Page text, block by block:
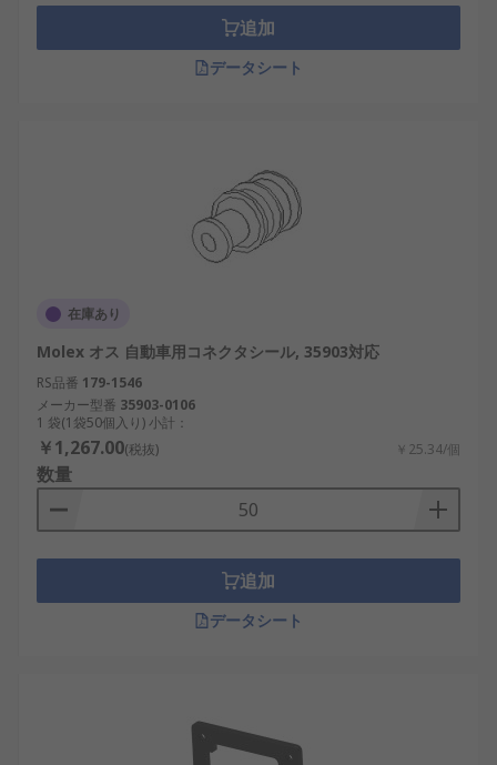
追加
データシート
在庫あり
Molex オス 自動車用コネクタシール, 35903対応
RS品番 179-1546
メーカー型番 35903-0106
1 袋(1袋50個入り) 小計：
￥1,267.00(税抜) ￥25.34/個
数量
追加
データシート